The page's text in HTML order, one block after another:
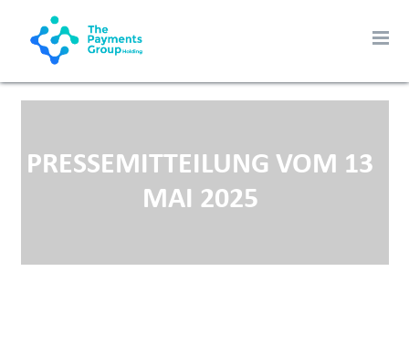
PRESSEMITTEILUNG VOM 13
MAI 2025